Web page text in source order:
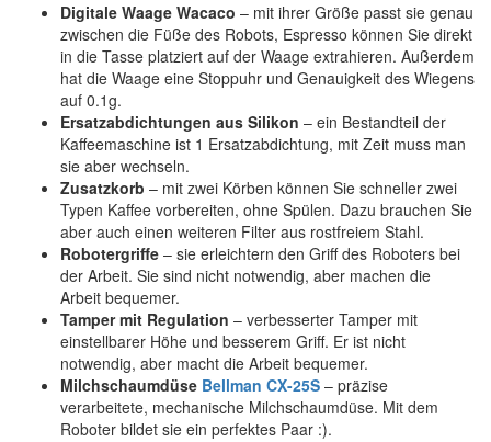
Digitale Waage Wacaco – mit ihrer Größe passt sie genau
zwischen die Füße des Robots, Espresso können Sie direkt
in die Tasse platziert auf der Waage extrahieren. Außerdem
hat die Waage eine Stoppuhr und Genauigkeit des Wiegens
auf 0.1g.
Ersatzabdichtungen aus Silikon – ein Bestandteil der
Kaffeemaschine ist 1 Ersatzabdichtung, mit Zeit muss man
sie aber wechseln.
Zusatzkorb – mit zwei Körben können Sie schneller zwei
Typen Kaffee vorbereiten, ohne Spülen. Dazu brauchen Sie
aber auch einen weiteren Filter aus rostfreiem Stahl.
Robotergriffe – sie erleichtern den Griff des Roboters bei
der Arbeit. Sie sind nicht notwendig, aber machen die
Arbeit bequemer.
Tamper mit Regulation – verbesserter Tamper mit
einstellbarer Höhe und besserem Griff. Er ist nicht
notwendig, aber macht die Arbeit bequemer.
Milchschaumdüse Bellman CX-25S – präzise
verarbeitete, mechanische Milchschaumdüse. Mit dem
Roboter bildet sie ein perfektes Paar :).